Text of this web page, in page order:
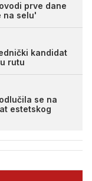
prve dane
na selu'
kandidat
rutu
se na
estetskog